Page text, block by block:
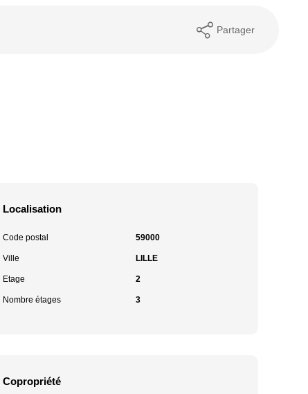
Partager
Localisation
Code postal 59000
Ville LILLE
Etage 2
Nombre étages 3
Copropriété